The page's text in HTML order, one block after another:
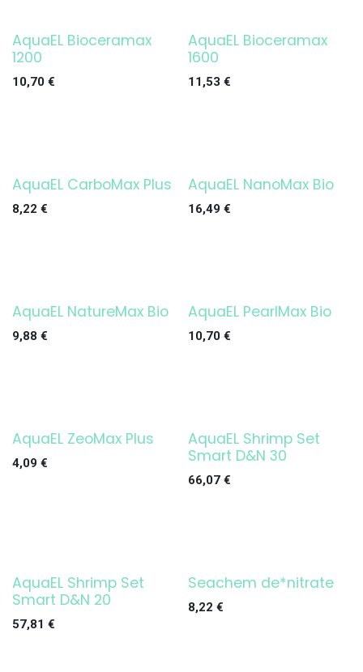
AquaEL Bioceramax
1200
10,70 €
AquaEL Bioceramax
1600
11,53 €
Agotado
AquaEL CarboMax Plus
8,22 €
AquaEL NanoMax Bio
16,49 €
AquaEL NatureMax Bio
9,88 €
AquaEL PearlMax Bio
10,70€
AquaEL ZeoMax Plus
4,09 € ¡OFERTA!
AquaEL Shrimp Set
Smart D&N 30
66,07€
¡OFERTA!
AquaEL Shrimp Set
Smart D&N 20
57,81 €
Seachem de*nitrate
8,22 €